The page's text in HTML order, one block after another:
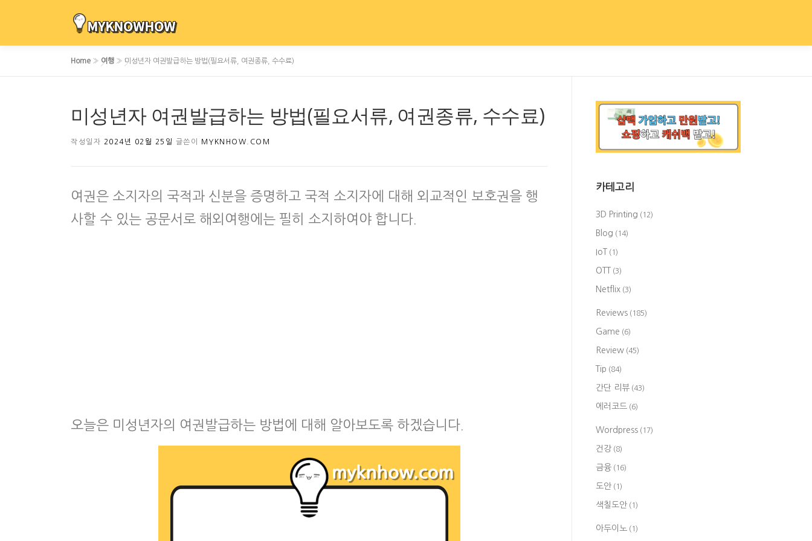
Home » 여행 » 미성년자 여권발급하는 방법(필요서류, 여권종류, 수수료)
미성년자 여권발급하는 방법(필요서류, 여권종류, 수수료)
작성일자 2024년 02월 25일 글쓴이 MYKNHOW.COM
여권은 소지자의 국적과 신분을 증명하고 국적 소지자에 대해 외교적인 보호권을 행
사할 수 있는 공문서로 해외여행에는 필히 소지하여야 합니다.
오늘은 미성년자의 여권발급하는 방법에 대해 알아보도록 하겠습니다.
카테고리
3D Printing (12)
Blog (14)
IoT (1)
OTT (3)
Netflix (3)
Reviews (185)
Game (6)
Review (45)
Tip (84)
간단 리뷰 (43)
에러코드 (6)
Wordpress (17)
건강 (8)
금융 (16)
도안 (1)
색칠도안 (1)
아두이노 (1)